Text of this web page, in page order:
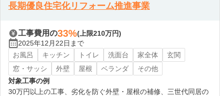
長期優良住宅化リフォーム推進事業
工事費用の33%(上限210万円)
2025年12月22日まで
お風呂
キッチン トイレ 洗面台 家全体
玄関
窓・サッシ
外壁 屋根 ベランダ
その他
対象工事の例
30万円以上の工事、劣化を防ぐ外壁・屋根の補修、三世代同居の